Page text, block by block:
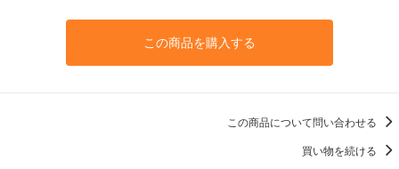
この商品を購入する
この商品について問い合わせる
買い物を続ける